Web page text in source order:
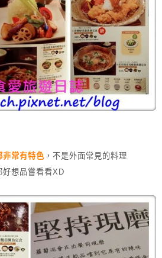
非常有特色，不是外面常見的料理
想品嘗看看XD